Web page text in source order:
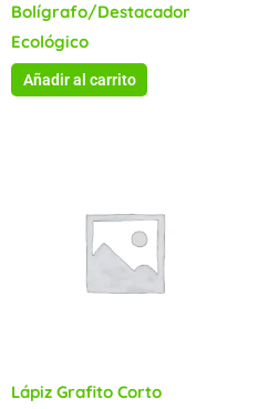
Bolígrafo/Destacador
Ecológico
Añadir al carrito
Lápiz Grafito Corto